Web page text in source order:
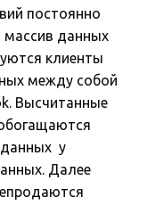
постоянно
данных
клиенты
между собой
Высчитанные
у
Далее